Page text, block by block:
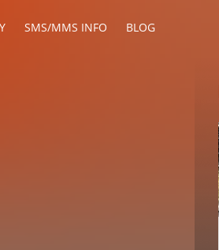
SMS/MMS INFO BLOG